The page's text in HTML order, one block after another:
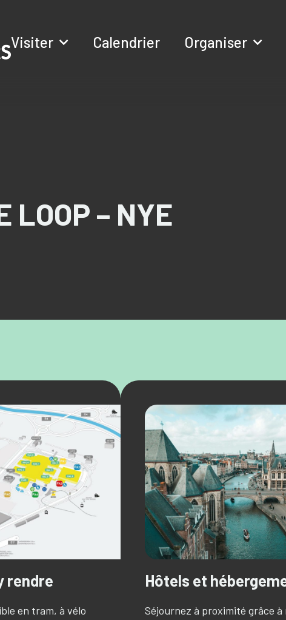
Visiter Calendrier Organiser
LOOP – NYE
rendre
en tram, à vélo
Hôtels et
Séjournez à proximité grâce à